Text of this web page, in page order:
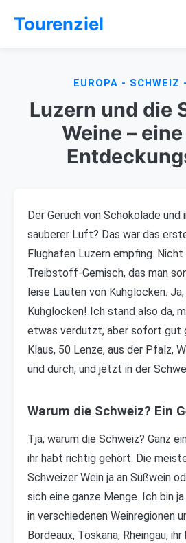
Tourenziel
EUROPA - SCHWEIZ
Luzern und die
Weine –
Der Geruch von Schokolade und
sauberer Luft? Das war das
Flughafen Luzern empfing.
Treibstoff-Gemisch, das man
leise Läuten von Kuhglocken.
Kuhglocken! Ich stand also da,
etwas verdutzt, aber sofort gut
Klaus, 50 Lenze, aus der Pfalz,
und durch, und jetzt in der
Warum die Schweiz? Ein
Tja, warum die Schweiz? Ganz
ihr habt richtig gehört. Die
Schweizer Wein ja an Süßwein
sich eine ganze Menge. Ich bin
in verschiedenen Weinregionen
Bordeaux, Toskana, Rheingau,